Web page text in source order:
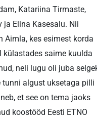
Katariina Tirmaste,
ja Elina Kasesalu. Nii
kes esimest korda
saime kuulda
neli lugu oli juba
tunni algust uksetaga pilli
et see on tema jaoks
koostööd Eesti ETNO